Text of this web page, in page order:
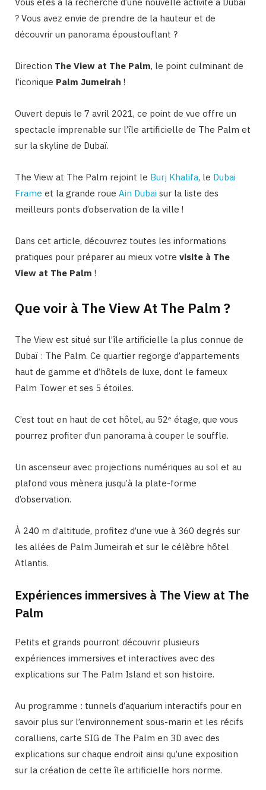
m
? Vous avez envie de prendre de la hauteur et de
découvrir un panorama époustouflant ?
Direction The View at The Palm, le point culminant de
l’iconique Palm Jumeirah !
Ouvert depuis le 7 avril 2021, ce point de vue offre un
spectacle imprenable sur l’île artificielle de The Palm et
sur la skyline de Dubaï.
The View at The Palm rejoint le Burj Khalifa, le Dubai
Frame et la grande roue Ain Dubai sur la liste des
meilleurs ponts d’observation de la ville !
Dans cet article, découvrez toutes les informations
pratiques pour préparer au mieux votre visite à The
View at The Palm !
Que voir à The View At The Palm ?
The View est situé sur l’île artificielle la plus connue de
Dubaï : The Palm. Ce quartier regorge d’appartements
haut de gamme et d’hôtels de luxe, dont le fameux
Palm Tower et ses 5 étoiles.
C’est tout en haut de cet hôtel, au 52ᵉ étage, que vous
pourrez profiter d’un panorama à couper le souffle.
Un ascenseur avec projections numériques au sol et au
plafond vous mènera jusqu’à la plate-forme
d’observation.
À 240 m d’altitude, profitez d’une vue à 360 degrés sur
les allées de Palm Jumeirah et sur le célèbre hôtel
Atlantis.
Expériences immersives à The View at The
Palm
Petits et grands pourront découvrir plusieurs
expériences immersives et interactives avec des
explications sur The Palm Island et son histoire.
Au programme : tunnels d’aquarium interactifs pour en
savoir plus sur l’environnement sous-marin et les récifs
coralliens, carte SIG de The Palm en 3D avec des
explications sur chaque endroit ainsi qu’une exposition
sur la création de cette île artificielle hors norme.